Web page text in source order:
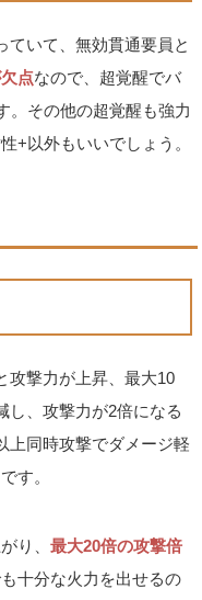
ていて、無効貫通要員と
点なので、超覚醒でバ
。その他の超覚醒も強力
+以外もいいでしょう。
攻撃力が上昇、最大10
し、攻撃力が2倍になる
上同時攻撃でダメージ軽
す。
り、最大20倍の攻撃倍
十分な火力を出せるの